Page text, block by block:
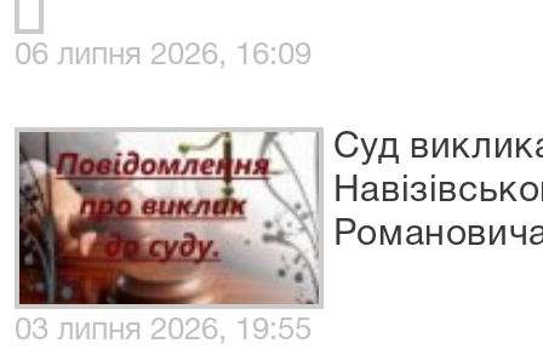
06 липня 2026, 16:09
Суд
03 липня 2026, 19:55